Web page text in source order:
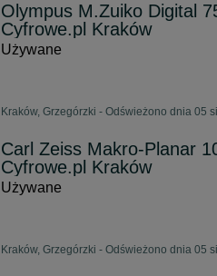
Olympus M.Zuiko Digital
Cyfrowe.pl Kraków
Używane
Kraków, Grzegórzki - Odświeżono dnia 05
Carl Zeiss Makro-Planar
Cyfrowe.pl Kraków
Używane
Kraków, Grzegórzki - Odświeżono dnia 05